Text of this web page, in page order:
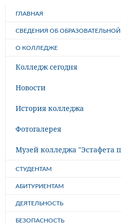
ГЛАВНАЯ
СВЕДЕНИЯ ОБ
О КОЛЛЕДЖЕ
Колледж сегодня
Новости
История колледжа
Фотогалерея
Музей колледжа "Эстафета
СТУДЕНТАМ
АБИТУРИЕНТАМ
ДЕЯТЕЛЬНОСТЬ
БЕЗОПАСНОСТЬ